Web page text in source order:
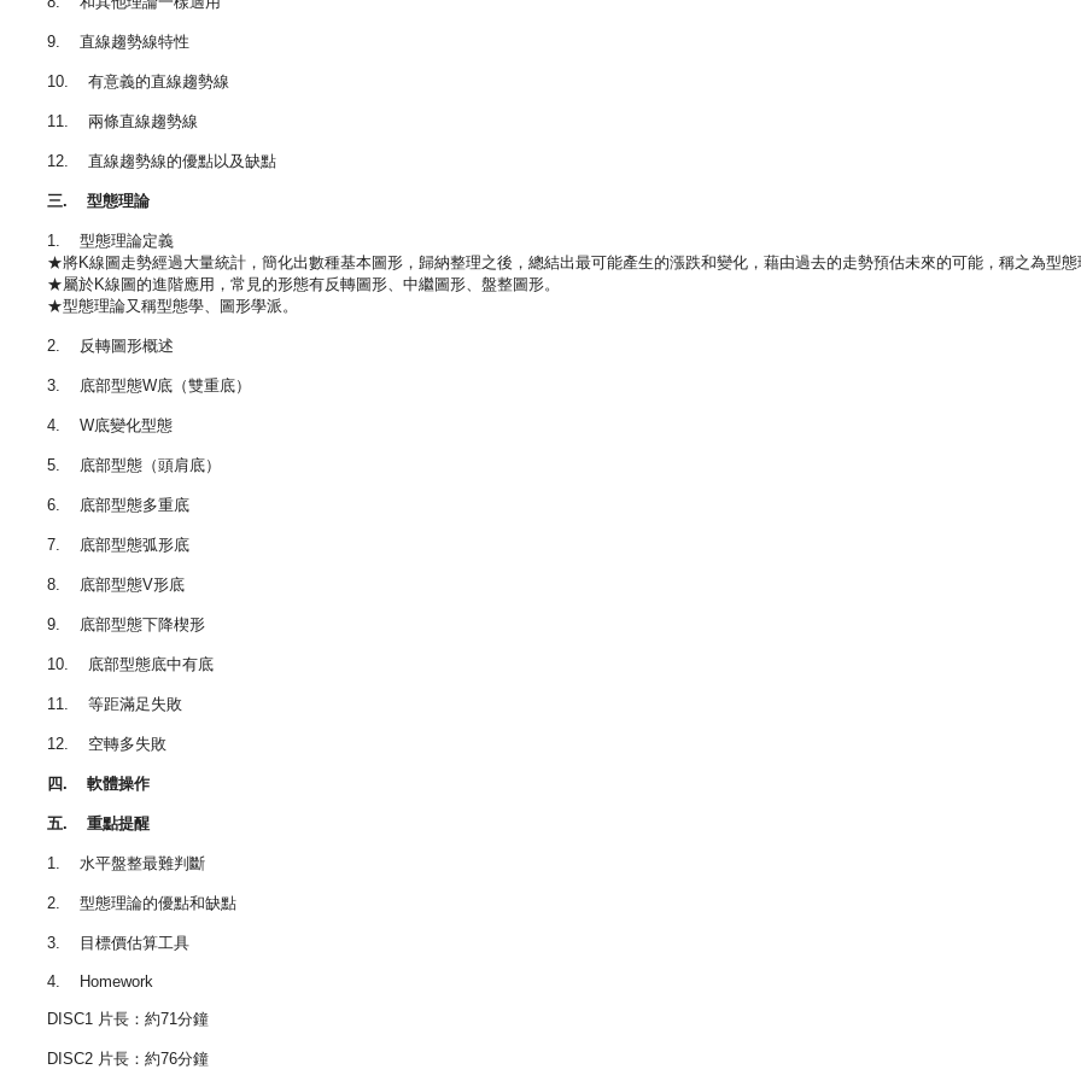
9. 直線趨勢線特性
10. 有意義的直線趨勢線
11. 兩條直線趨勢線
12. 直線趨勢線的優點以及缺點
三. 型態理論
1. 型態理論定義
★將K線圖走勢經過大量統計，簡化出數種基本圖形，歸納整理之後，總結出最可能產生的漲跌和變化，藉由過去的走勢預估未來的可能，稱之為型態
★屬於K線圖的進階應用，常見的形態有反轉圖形、中繼圖形、盤整圖形。
★型態理論又稱型態學、圖形學派。
2. 反轉圖形概述
3. 底部型態W底（雙重底）
4. W底變化型態
5. 底部型態（頭肩底）
6. 底部型態多重底
7. 底部型態弧形底
8. 底部型態V形底
9. 底部型態下降楔形
10. 底部型態底中有底
11. 等距滿足失敗
12. 空轉多失敗
四. 軟體操作
五. 重點提醒
1. 水平盤整最難判斷
2. 型態理論的優點和缺點
3. 目標價估算工具
4. Homework
DISC1 片長：約71分鐘
DISC2 片長：約76分鐘